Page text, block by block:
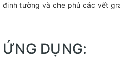
đinh tường và che phủ các vết
ỨNG DỤNG: